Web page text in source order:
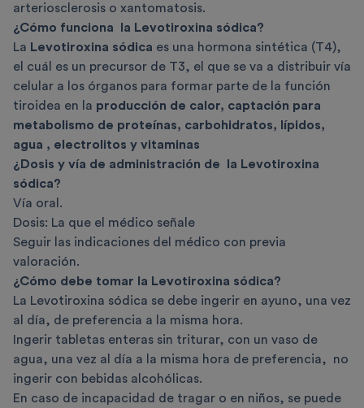
arteriosclerosis o xantomatosis.
¿Cómo funciona la Levotiroxina sódica?
La Levotiroxina sódica es una hormona sintética (T4),
el cuál es un precursor de T3, el que se va a distribuir vía
celular a los órganos para formar parte de la función
tiroidea en la producción de calor, captación para
metabolismo de proteínas, carbohidratos, lípidos,
agua , electrolitos y vitaminas
¿Dosis y vía de administración de la Levotiroxina
sódica?
Vía oral.
Dosis: La que el médico señale
Seguir las indicaciones del médico con previa
valoración.
¿Cómo debe tomar la Levotiroxina sódica?
La Levotiroxina sódica se debe ingerir en ayuno, una vez
al día, de preferencia a la misma hora.
Ingerir tabletas enteras sin triturar, con un vaso de
agua, una vez al día a la misma hora de preferencia, no
ingerir con bebidas alcohólicas.
En caso de incapacidad de tragar o en niños, se puede